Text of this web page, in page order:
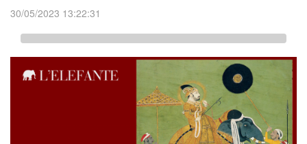
30/05/2023 13:22:31